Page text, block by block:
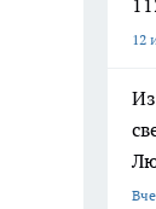
12